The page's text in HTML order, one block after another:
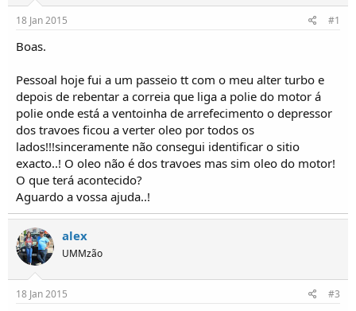
d
o
r
T
ó
p
i
c
s
o
18 Jan 2015 #1
Boas.
Pessoal hoje fui a um passeio tt com o meu alter turbo e
depois de rebentar a correia que liga a polie do motor á
polie onde está a ventoinha de arrefecimento o depressor
dos travoes ficou a verter oleo por todos os
lados!!!sinceramente não consegui identificar o sitio
exacto..! O oleo não é dos travoes mas sim oleo do motor!
O que terá acontecido?
Aguardo a vossa ajuda..!
alex
UMMzão
18 Jan 2015 #3